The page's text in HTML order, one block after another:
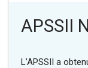
APSSII
L’APSSII a